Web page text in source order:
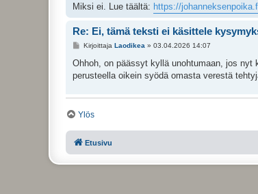
Miksi ei. Lue täältä: https://
Re: Ei, tämä teksti ei käsittele
Kirjoittaja Laodikea » 03.04.2026 14:07
Ohhoh, on päässyt kyllä unohtumaan, jos
perusteella oikein syödä omasta verestä
Kun ei ole omaa todistajataustaa, eikä edes
ei karttaminenkaan, vaikka kummatkin näistä
Re: Ei, tämä teksti ei käsittele
Nyt on sallittua oman veren ottaminen
Ylös
Etusivu